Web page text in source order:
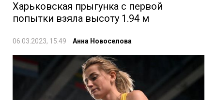
Харьковская прыгунка с первой
попытки взяла высоту 1.94 м
06.03.2023, 15:49 Анна Новоселова